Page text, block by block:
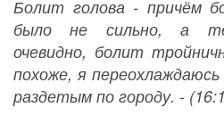
Болит голова - причём
было не сильно, а
очевидно, болит
похоже, я
раздетым по городу. -